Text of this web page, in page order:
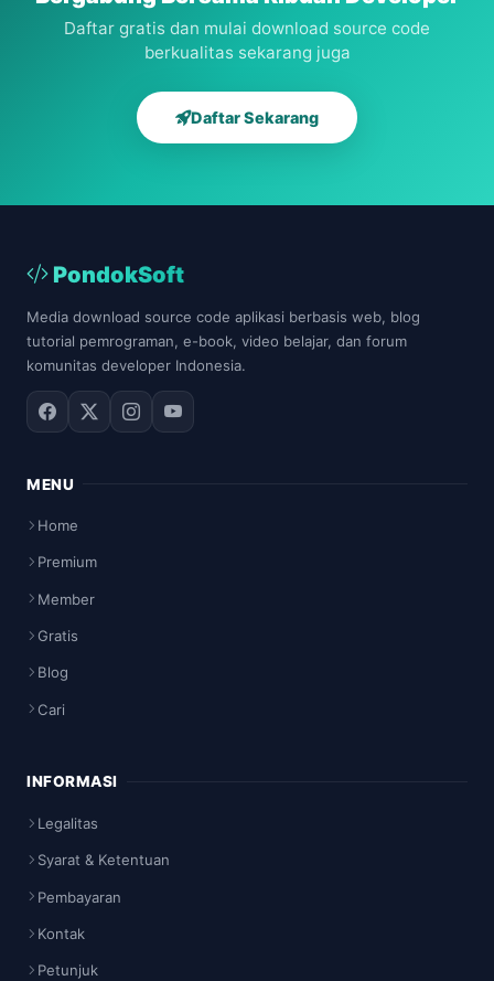
Daftar gratis dan mulai download source code
berkualitas sekarang juga
Daftar Sekarang
PondokSoft
Media download source code aplikasi berbasis web, blog
tutorial pemrograman, e-book, video belajar, dan forum
komunitas developer Indonesia.
MENU
Home
Premium
Member
Gratis
Blog
Cari
INFORMASI
Legalitas
Syarat & Ketentuan
Pembayaran
Kontak
Petunjuk